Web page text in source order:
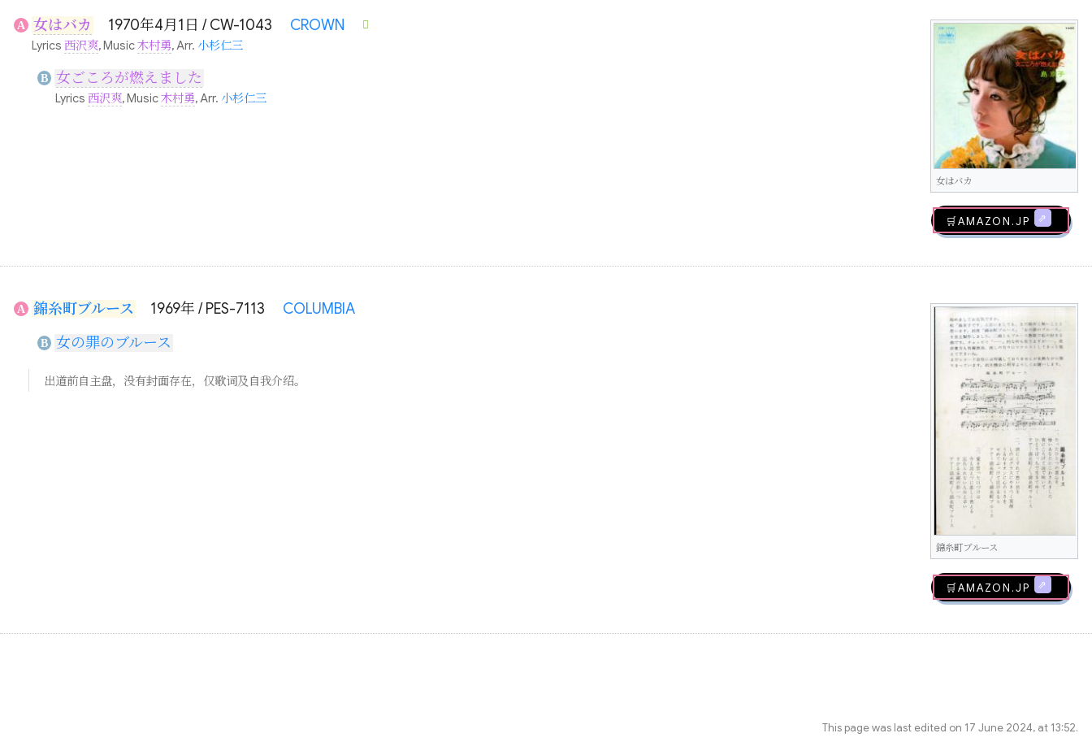
A 女はバカ 1970年4月1日 / CW-1043 CROWN
Lyrics 西沢爽, Music木村勇, Arr. 小杉仁三
B 女ごころが燃えました
Lyrics 西沢爽, Music木村勇, Arr. 小杉仁三
女はバカ
🛒AMAZON.jp
A 錦糸町ブルース 1969年 / PES-7113 COLUMBIA
B 女の罪のブルース
出道前自主盘，没有封面存在，仅歌词及自我介绍。
錦糸町ブルース
🛒AMAZON.jp
This page was last edited on 17 June 2024, at 13:52.